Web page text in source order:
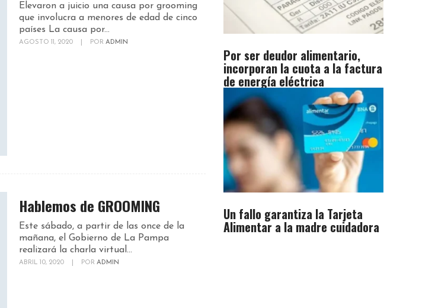
Elevaron a juicio una causa por grooming
que involucra a menores de edad de cinco
países La causa por...
AGOSTO 11, 2020 POR ADMIN
Hablemos de GROOMING
Este sábado, a partir de las once de la
mañana, el Gobierno de La Pampa
realizará la charla virtual...
ABRIL 10, 2020 POR ADMIN
Por ser deudor alimentario,
incorporan la cuota a la factura
de energía eléctrica
Un fallo garantiza la Tarjeta
Alimentar a la madre cuidadora